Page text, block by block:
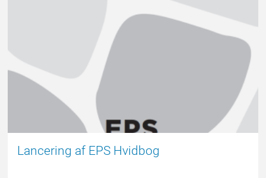
Lancering af EPS Hvidbog